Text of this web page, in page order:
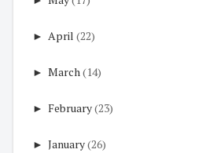
► April (22)
► March(14)
► February(23)
► January(26)